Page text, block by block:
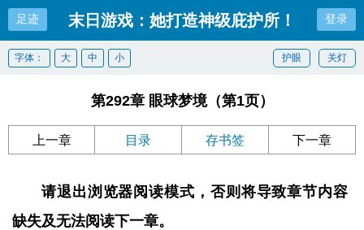
足迹 末日游戏：她打造神级庇护所！ 登录
关灯
护眼
字体： 大 中 小
第292章 眼球梦境（第1页）
上一章 目录 存书签 下一章
请退出浏览器阅读模式，否则将导致章节内容
缺失及无法阅读下一章。